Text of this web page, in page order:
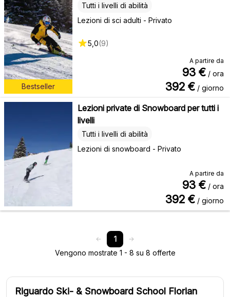
Bestseller
Lezioni di sci adulti - Privato
Tutti i livelli di abilità
5,0(9)
A partire da
93 € / ora
392 € / giorno
Lezioni private di Snowboard per tutti i
livelli
Lezioni di snowboard - Privato
Tutti i livelli di abilità
A partire da
93 € / ora
392 € / giorno
1
Vengono mostrate 1 - 8 su 8 offerte
Riguardo Ski- & Snowboard School Florian